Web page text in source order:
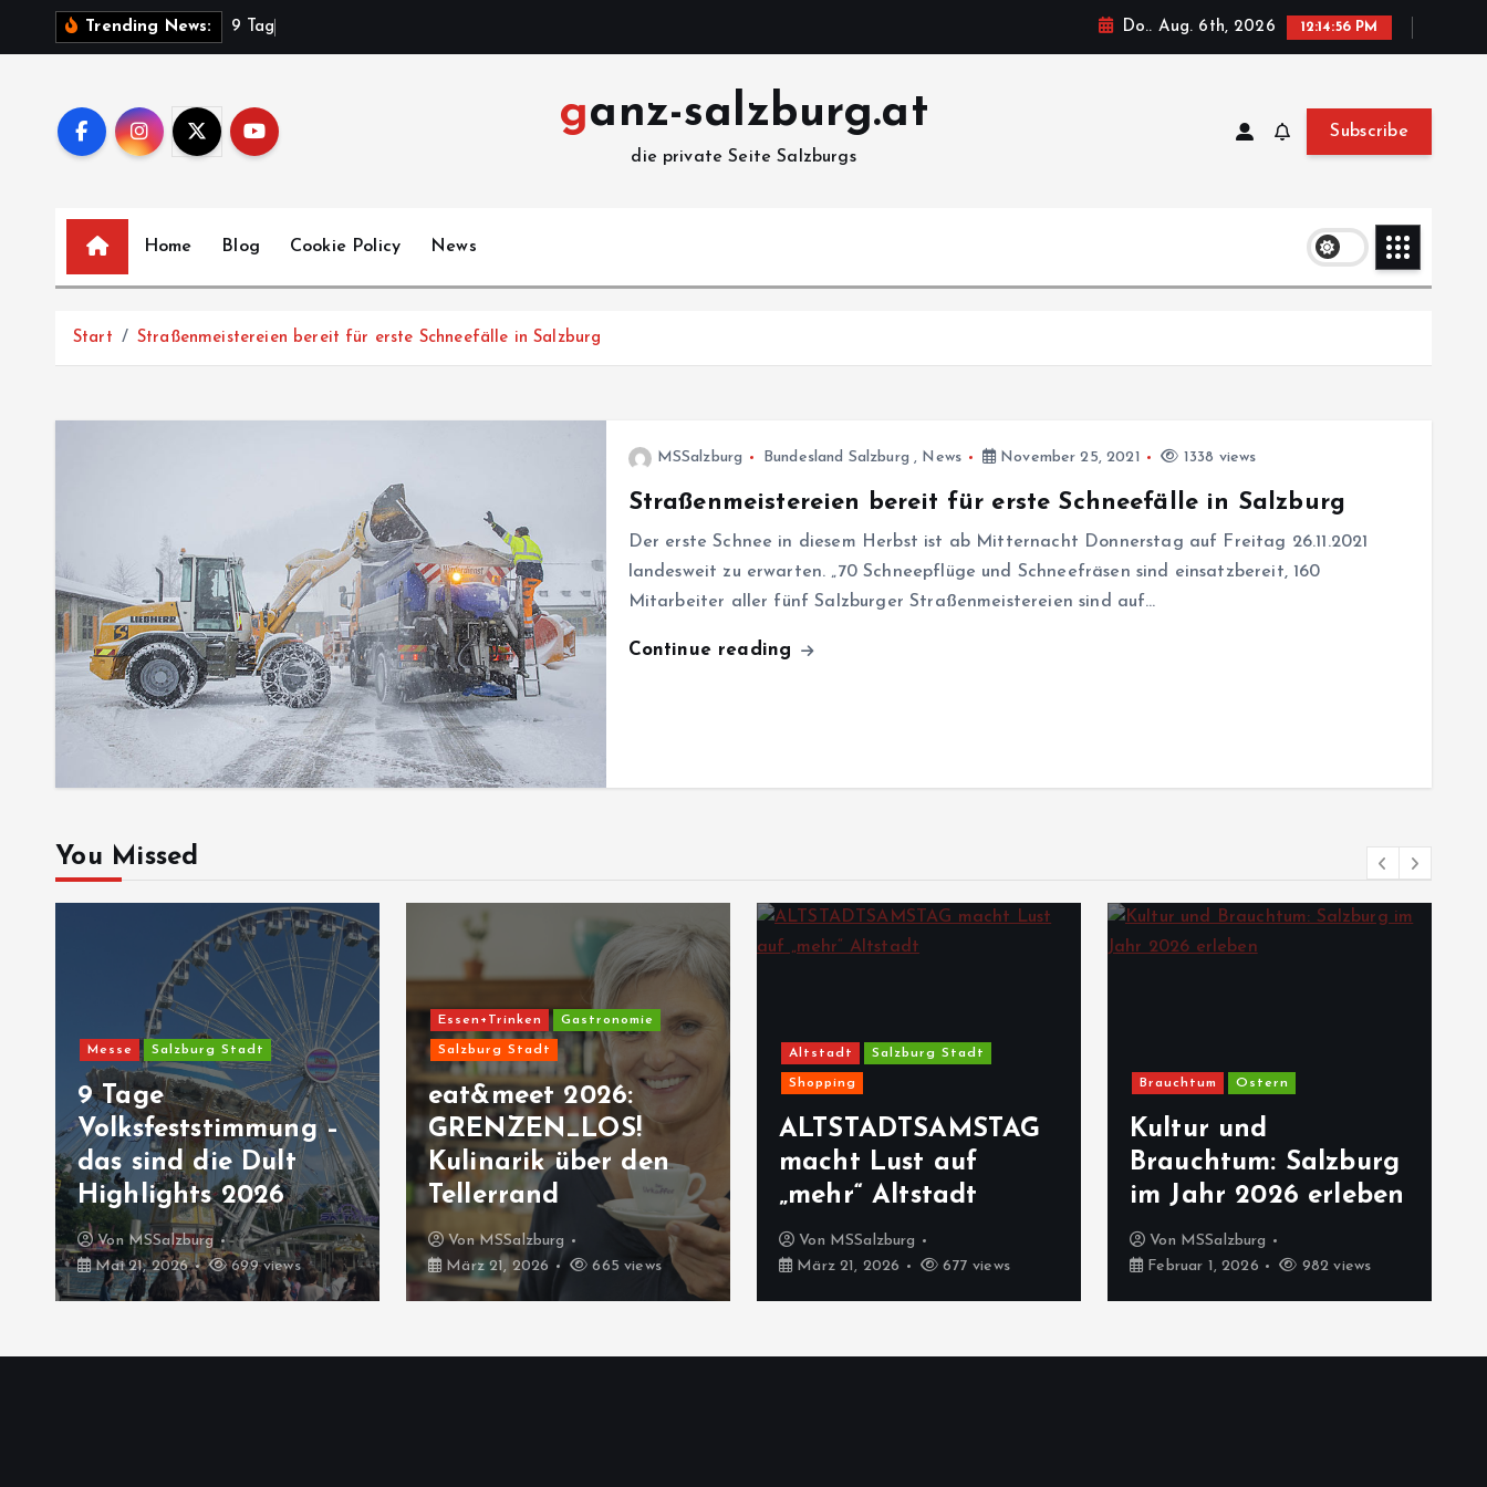
Trending News: 9 ag Do.. Aug. 6th, 2026 12:14:57 PM
ganz-salzburg.at
die private Seite Salzburgs
Subscribe
Home Blog Cookie Policy News
Start Straßenmeistereien bereit für erste Schneefälle in Salzburg
MSSalzburg Bundesland Salzburg , News November 25, 2021 1338 views
Straßenmeistereien bereit für erste Schneefälle in Salzburg
Der erste Schnee in diesem Herbst ist ab Mitternacht Donnerstag auf Freitag 26.11.2021
landesweit zu erwarten. „70 Schneepflüge und Schneefräsen sind einsatzbereit, 160
Mitarbeiter aller fünf Salzburger Straßenmeistereien sind auf…
Continue reading
You Missed
Messe Salzburg Stadt
9 Tage
Volksfeststimmung –
das sind die Dult
Highlights 2026
Von MSSalzburg
Mai 21, 2026
699 views
Essen+Trinken Gastronomie
Salzburg Stadt
eat&meet 2026:
GRENZEN_LOS!
Kulinarik über den
Tellerrand
VonMSSalzburg
März 21, 2026
665 views
Altstadt Salzburg Stadt
Shopping
ALTSTADTSAMSTAG
macht Lust auf
„mehr“ Altstadt
Von MSSalzburg
März 21, 2026
677 views
Brauchtum Ostern
Kultur und
Brauchtum: Salzburg
im Jahr 2026 erleben
Von MSSalzburg
Februar 1, 2026
982 views